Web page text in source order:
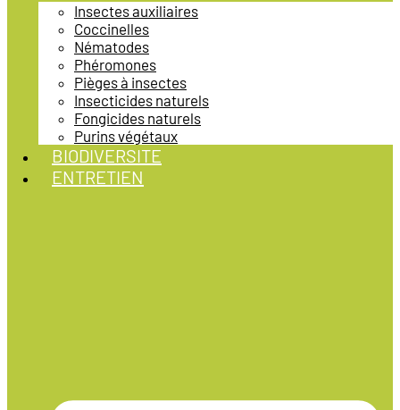
Insectes auxiliaires
Coccinelles
Nématodes
Phéromones
Pièges à insectes
Insecticides naturels
Fongicides naturels
Purins végétaux
BIODIVERSITE
ENTRETIEN